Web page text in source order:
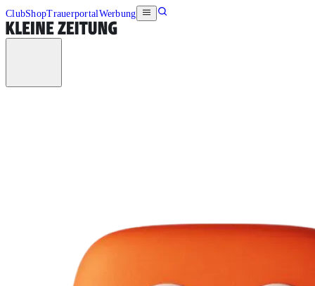
ClubShopTrauerportalWerbung